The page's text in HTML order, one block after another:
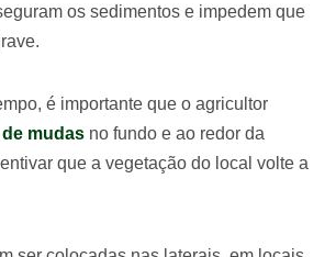
os sedimentos e impedem que
é importante que o agricultor
mudas no fundo e ao redor da
que a vegetação do local volte a